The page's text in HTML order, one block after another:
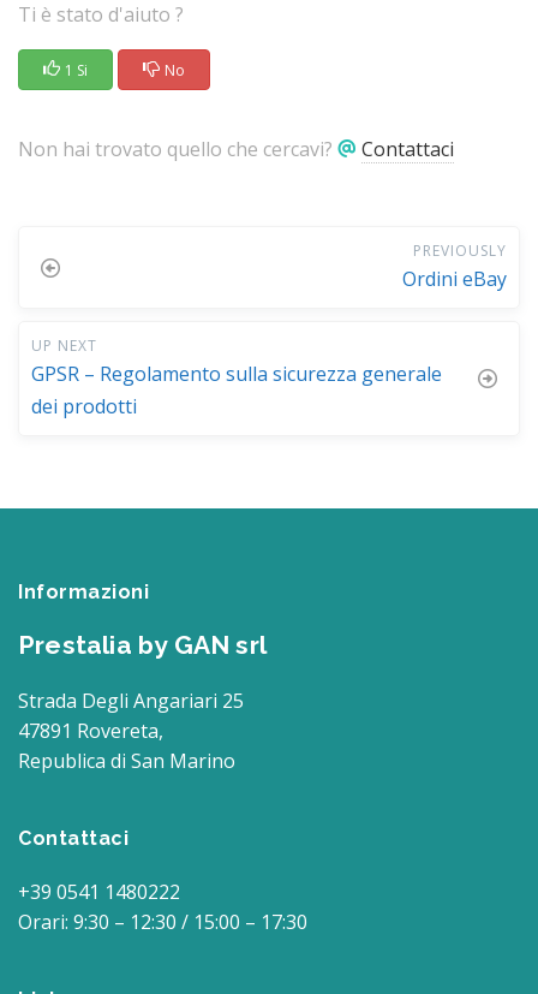
Ti è stato d'aiuto ?
1 Si No
Non hai trovato quello che cercavi? Contattaci
PREVIOUSLY
Ordini eBay
UP NEXT
GPSR – Regolamento sulla sicurezza generale
dei prodotti
Informazioni
Prestalia by GAN srl
Strada Degli Angariari 25
47891 Rovereta,
Republica di San Marino
Contattaci
+39 0541 1480222
Orari: 9:30 – 12:30 / 15:00 – 17:30